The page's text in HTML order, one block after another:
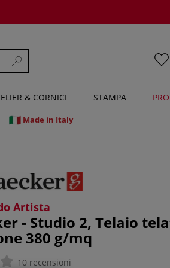
& CORNICI STAMPA
Made in Italy
Artista
- Studio 2, Telaio
380 g/mq
10 recensioni